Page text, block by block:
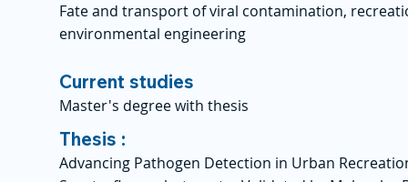
Fate and transport of viral contamination,
environmental engineering
Current studies
Master's degree with thesis
Thesis :
Advancing Pathogen Detection in Urban